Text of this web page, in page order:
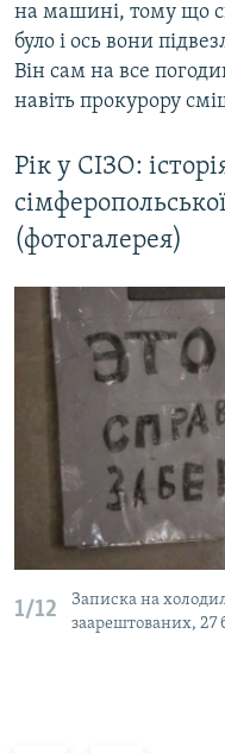
на машині, тому що
було і ось вони
Він сам на все
навіть прокурору
Рік у СІЗО:
(фотогалерея)
1/12
Записка на
заарештованих, 27